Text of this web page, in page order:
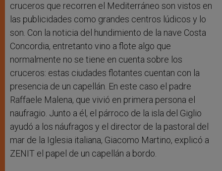
cruceros que recorren el Mediterráneo son vistos en
las publicidades como grandes centros lúdicos y lo
son. Con la noticia del hundimiento de la nave Costa
Concordia, entretanto vino a flote algo que
normalmente no se tiene en cuenta sobre los
cruceros: estas ciudades flotantes cuentan con la
presencia de un capellán. En este caso el padre
Raffaele Malena, que vivió en primera persona el
naufragio. Junto a él, el párroco de la isla del Giglio
ayudó a los náufragos y el director de la pastoral del
mar de la Iglesia italiana, Giacomo Martino, explicó a
ZENIT el papel de un capellán a bordo.